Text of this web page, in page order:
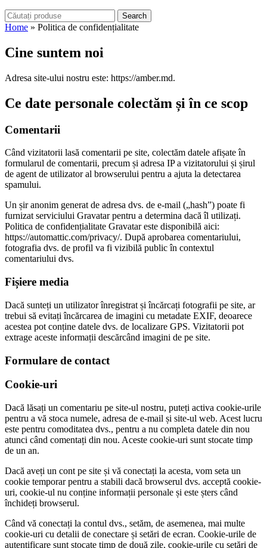
Search
Home » Politica de confidențialitate
Cine suntem noi
Adresa site-ului nostru este: https://amber.md.
Ce date personale colectăm și în ce scop
Comentarii
Când vizitatorii lasă comentarii pe site, colectăm datele afișate în
formularul de comentarii, precum și adresa IP a vizitatorului și șirul
de agent de utilizator al browserului pentru a ajuta la detectarea
spamului.
Un șir anonim generat de adresa dvs. de e-mail („hash”) poate fi
furnizat serviciului Gravatar pentru a determina dacă îl utilizați.
Politica de confidențialitate Gravatar este disponibilă aici:
https://automattic.com/privacy/. După aprobarea comentariului,
fotografia dvs. de profil va fi vizibilă public în contextul
comentariului dvs.
Fișiere media
Dacă sunteți un utilizator înregistrat și încărcați fotografii pe site, ar
trebui să evitați încărcarea de imagini cu metadate EXIF, deoarece
acestea pot conține datele dvs. de localizare GPS. Vizitatorii pot
extrage aceste informații descărcând imagini de pe site.
Formulare de contact
Cookie-uri
Dacă lăsați un comentariu pe site-ul nostru, puteți activa cookie-urile
pentru a vă stoca numele, adresa de e-mail și site-ul web. Acest lucru
este pentru comoditatea dvs., pentru a nu completa datele din nou
atunci când comentați din nou. Aceste cookie-uri sunt stocate timp
de un an.
Dacă aveți un cont pe site și vă conectați la acesta, vom seta un
cookie temporar pentru a stabili dacă browserul dvs. acceptă cookie-
uri, cookie-ul nu conține informații personale și este șters când
închideți browserul.
Când vă conectați la contul dvs., setăm, de asemenea, mai multe
cookie-uri cu detalii de conectare și setări de ecran. Cookie-urile de
autentificare sunt stocate timp de două zile, cookie-urile cu setări de